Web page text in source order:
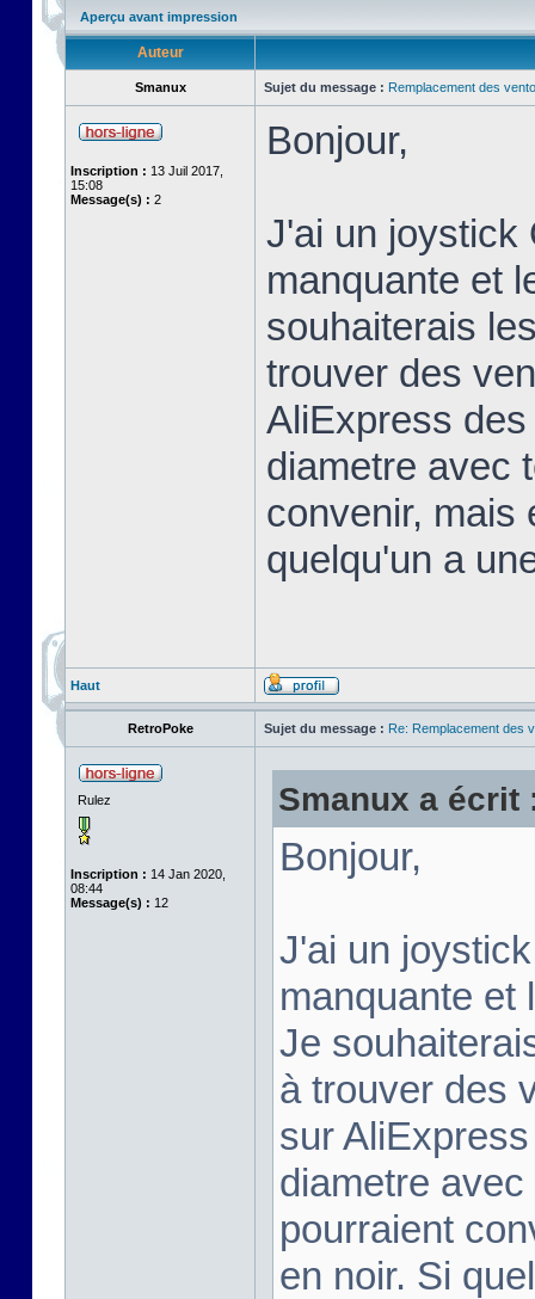
Aperçu avant impression
Auteur
Smanux Sujet du message : Remplacement des
Inscription : 13 Juil 2017,
15:08
Message(s) : 2
Bonjour,
J'ai un joystick
manquante et
souhaiterais
trouver des
AliExpress
diametre avec
convenir, mais
quelqu'un a
Haut
RetroPoke Sujet du message : Re: Remplacement des
Rulez
Inscription : 14 Jan 2020,
08:44
Message(s) : 12
Smanux a écrit
Bonjour,
J'ai un
manquante et
Je
à trouver des
sur
diametre
pourraient
en noir. Si